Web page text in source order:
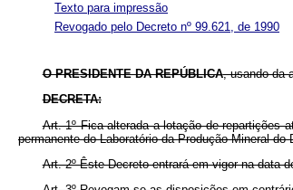
Texto para impressão
Revogado pelo Decreto nº 99.621, de 1990
O PRESIDENTE DA REPÚBLICA, usando da
DECRETA:
Art. 1º Fica alterada a lotação de repartições
permanente do Laboratório da Produção Mineral
Art. 2º Êste Decreto entrará em vigor na data